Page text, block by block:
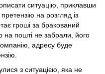
описати ситуацію, приклавши
на розгляд із
гроші за бракований
на пошті не забрали, його
адресу буде
з ситуацією, яка не